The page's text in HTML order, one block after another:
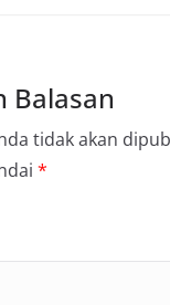
Balasan
tidak akan
*